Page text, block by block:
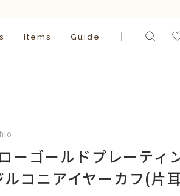
Items Guide
ーゴールドプレーティ
コニアイヤーカフ(片